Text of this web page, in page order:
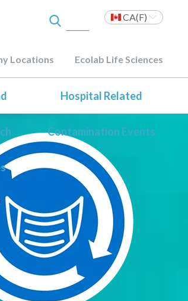
CA(F)
Locations Ecolab Life Sciences
Hospital Related
Contamination Events